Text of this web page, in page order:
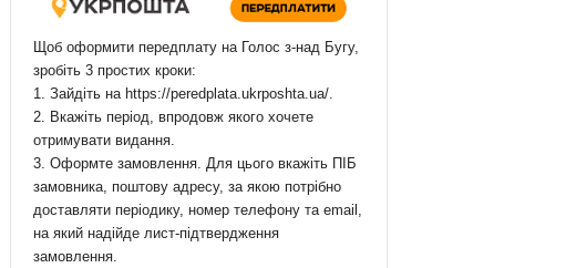
Щоб оформити передплату на Голос з-над Бугу,
зробіть 3 простих кроки:
1. Зайдіть на https://peredplata.ukrposhta.ua/.
2. Вкажіть період, впродовж якого хочете
отримувати видання.
3. Оформте замовлення. Для цього вкажіть ПІБ
замовника, поштову адресу, за якою потрібно
доставляти періодику, номер телефону та email,
на який надійде лист-підтвердження
замовлення.